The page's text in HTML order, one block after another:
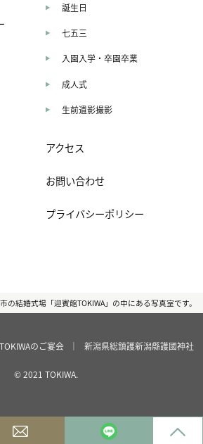
誕生日
七五三
入園入学・卒園卒業
成人式
生前遺影撮影
アクセス
お問い合わせ
プライバシーポリシー
の結婚式場「迎賓館TOKIWA」の中にある写真室です。
のご宴会 ｜ 新潟県総鎮護新潟縣護國神社
© 2021 TOKIWA.